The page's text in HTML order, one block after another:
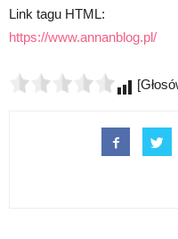
Link tagu HTML:
https://www.annanblog.pl/